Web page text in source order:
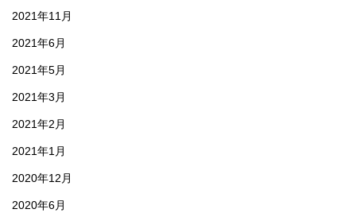
2021年11月
2021年6月
2021年5月
2021年3月
2021年2月
2021年1月
2020年12月
2020年6月